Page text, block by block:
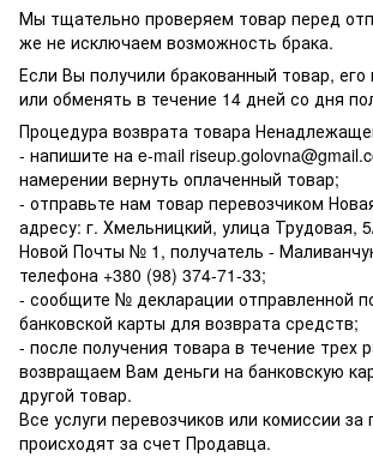
Мы тщательно проверяем товар перед
же не исключаем возможность брака.
Если Вы получили бракованный товар,
или обменять в течение 14 дней со дня
Процедура возврата товара
- напишите на e-mail
намерении вернуть оплаченный товар;
- отправьте нам товар перевозчиком
адресу: г. Хмельницкий, улица Трудовая,
Новой Почты № 1, получатель -
телефона +380 (98) 374-71-33;
- сообщите № декларации отправленной
банковской карты для возврата средств;
- после получения товара в течение трех
возвращаем Вам деньги на банковскую
другой товар.
Все услуги перевозчиков или комиссии за
происходят за счет Продавца.